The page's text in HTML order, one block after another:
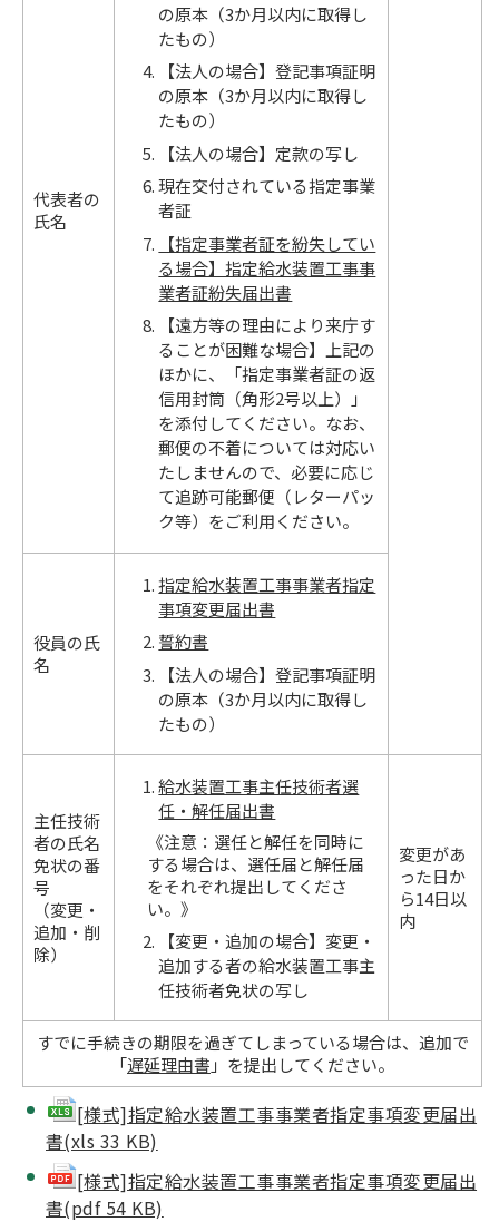
代表者の
氏名
の原本（3か月以内に取得し
たもの）
【法人の場合】登記事項証明
の原本（3か月以内に取得し
たもの）
【法人の場合】定款の写し
現在交付されている指定事業
者証
【指定事業者証を紛失してい
る場合】指定給水装置工事事
業者証紛失届出書
【遠方等の理由により来庁す
ることが困難な場合】上記の
ほかに、「指定事業者証の返
信用封筒（角形2号以上）」
を添付してください。なお、
郵便の不着については対応い
たしませんので、必要に応じ
て追跡可能郵便（レターパッ
ク等）をご利用ください。
役員の氏
名
指定給水装置工事事業者指定
事項変更届出書
誓約書
【法人の場合】登記事項証明
の原本（3か月以内に取得し
たもの）
主任技術
者の氏名
免状の番
号
（変更・
追加・削
除）
給水装置工事主任技術者選
任・解任届出書
《注意：選任と解任を同時に
する場合は、選任届と解任届
をそれぞれ提出してくださ
い。》
【変更・追加の場合】変更・
追加する者の給水装置工事主
任技術者免状の写し
変更があ
った日か
ら14日以
内
すでに手続きの期限を過ぎてしまっている場合は、追加で
「遅延理由書 」を提出してください。
[様式]指定給水装置工事事業者指定事項変更届出
書(xls 33 KB)
[様式]指定給水装置工事事業者指定事項変更届出
書(pdf 54 KB)